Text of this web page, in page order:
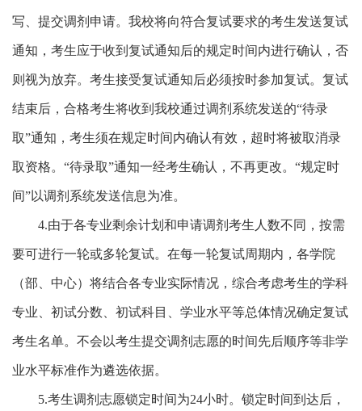
写、提交调剂申请。我校将向符合复试要求的考生发送复试
通知，考生应于收到复试通知后的规定时间内进行确认， 否
则视为放弃。考生接受复试通知后必须按时参加复试。复试
结束后，合格考生将收到我校通过调剂系统发送的“待录
取”通知，考生须在规定时间内确认有效，超时将被取消录
取资格。“待录取”通知一经考生确认，不再更改。“规定时
间”以调剂系统发送信息为准。
4.由于各专业剩余计划和申请调剂考生人数不同，按需
要可进行一轮或多轮复试。在每一轮复试周期内，各学院
（部、中心）将结合各专业实际情况，综合考虑考生的学科
专业、初试分数、初试科目、学业水平等总体情况确定复试
考生名单。不会以考生提交调剂志愿的时间先后顺序等非学
业水平标准作为遴选依据。
5.考生调剂志愿锁定时间为24小时。锁定时间到达后，